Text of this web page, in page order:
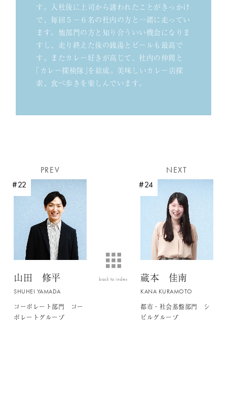
す。入社後に上司から誘われたことがきっかけ
で、毎回５～６名の社内の方と一緒に走ってい
ます。他部門の方と知り合ういい機会になりま
すし、走り終えた後の銭湯とビールも最高で
す。またカレー好きが高じて、社内の仲間と
｢カレー探検隊｣を結成。美味しいカレー店探
索、食べ歩きを楽しんでいます。
PREV
#22
山田 修平
SHUHEI YAMADA
コーポレート部門 コー
ポレートグループ
back to index
NEXT
#24
蔵本 佳南
KANA KURAMOTO
都市・社会基盤部門 シ
ビルグループ